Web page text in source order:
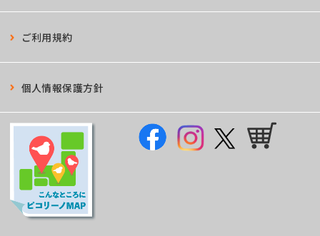
ご利用規約
個人情報保護方針